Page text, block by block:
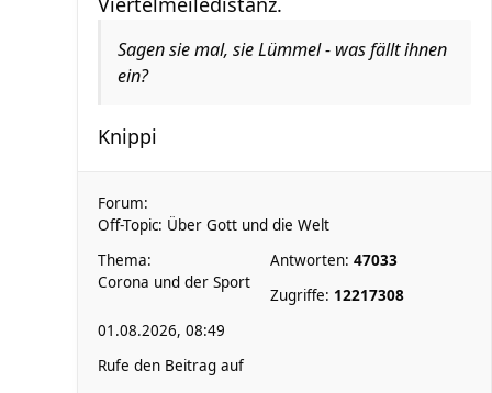
Sagen sie mal, sie Lümmel - was fällt ihnen
ein?
Knippi
Forum:
Off-Topic: Über Gott und die Welt
Thema:
Corona und der Sport
Antworten: 47033
Zugriffe: 12217308
01.08.2026, 08:49
Rufe den Beitrag auf